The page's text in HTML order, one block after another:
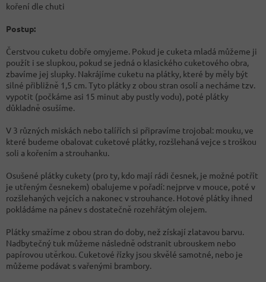
koření dle chuti
Postup:
Čerstvou cuketu dobře omyjeme. Pokud je cuketa mladá můžeme ji
použít i se slupkou, pokud se jedná o klasického cuketového obra,
zbavíme jej slupky. Nakrájíme cuketu na plátky, které by měly být
silné přibližně 1,5 cm. Tyto plátky z obou stran osolí a necháme tzv.
vypotit (počkáme asi 15 minut aby pustly vodu), poté plátky
důkladně osušíme.
V 3 různých miskách nebo talířích si připravíme trojobal: mouku, ve
které budeme obalovat cuketové plátky, rozšlehaná vejce s troškou
soli a kořením a strouhanku.
Osušené plátky cukety (pro ty, kdo mají rádi česnek, je možné potřít
je utřeným česnekem) obalujeme v pořadí: nejprve v mouce, poté v
rozšlehaných vejcích a nakonec v strouhance. Hotové plátky ihned
pokládáme na pánev s dostatečně rozehřátým olejem.
Plátky smažíme z obou stran do doby, než získají zlatavou barvu.
Nadbytečný tuk můžeme následně odstranit ubrouskem nebo
papírovou utěrkou. Cuketové řízky jsou skvělé samotné, nebo je
můžeme podávat s vařenými brambory.